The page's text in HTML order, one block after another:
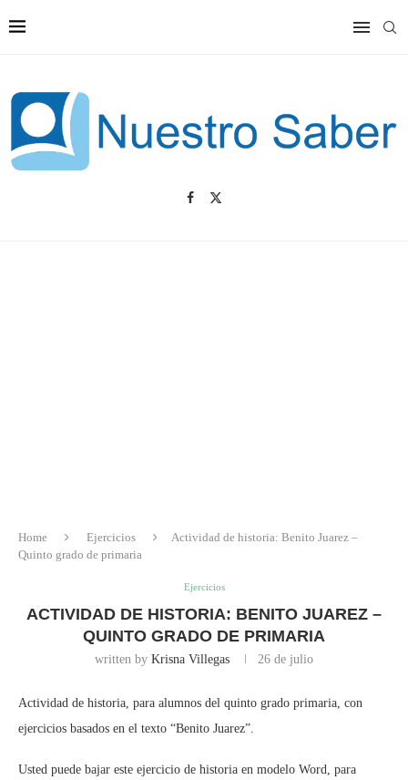
Home Ejercicios
Actividad de historia: Benito Juarez –
Quinto grado de primaria
Ejercicios
ACTIVIDAD DE HISTORIA: BENITO JUAREZ –
QUINTO GRADO DE PRIMARIA
written by Krisna Villegas 26 de julio
Actividad de historia, para alumnos del quinto grado primaria, con
ejercicios basados en el texto “Benito Juarez”.
Usted puede bajar este ejercicio de historia en modelo Word, para